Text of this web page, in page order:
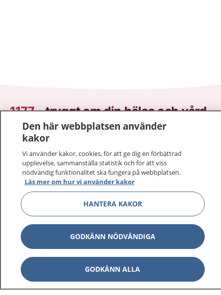
1177–tryggt om din hälsa och vård
På 1177.se får du råd om hälsa och information om
Logga in för att läsa din journal och göra dina
vårdärenden. Ring telefonnummer 1177 för
sjukvårdsrådgivning dygnet runt.
1177 ger dig råd när du vill må bättre.
1177 på flera språk Visa
Om 1177 Visa
Den här webbplatsen använder
kakor
Vi använder kakor, cookies, för att ge dig en förbättrad
upplevelse, sammanställa statistik och för att viss
nödvändig funktionalitet ska fungera på webbplatsen.
Läs mer om hur vi använder kakor
HANTERA KAKOR
GODKÄNN NÖDVÄNDIGA
GODKÄNN ALLA